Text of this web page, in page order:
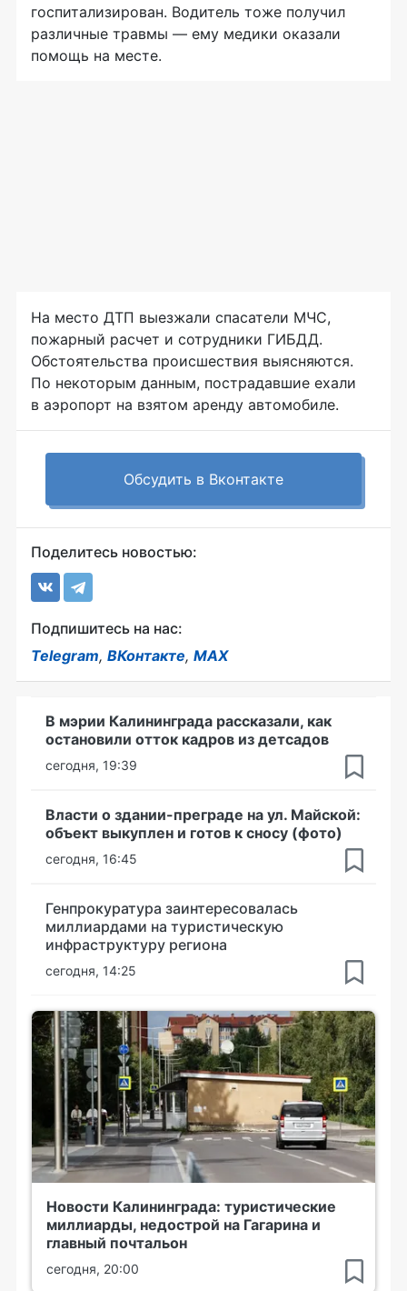
госпитализирован. Водитель тоже получил
различные травмы — ему медики оказали
помощь на месте.
На место ДТП выезжали спасатели МЧС,
пожарный расчет и сотрудники ГИБДД.
Обстоятельства происшествия выясняются.
По некоторым данным, пострадавшие ехали
в аэропорт на взятом аренду автомобиле.
Обсудить в Вконтакте
Поделитесь новостью:
Подпишитесь на нас:
Telegram, ВКонтакте, MAX
В мэрии Калининграда рассказали, как
остановили отток кадров из детсадов
сегодня, 19:39
Власти о здании-преграде на ул. Майской:
объект выкуплен и готов к сносу (фото)
сегодня, 16:45
Генпрокуратура заинтересовалась
миллиардами на туристическую
инфраструктуру региона
сегодня, 14:25
Новости Калининграда: туристические
миллиарды, недострой на Гагарина и
главный почтальон
сегодня, 20:00